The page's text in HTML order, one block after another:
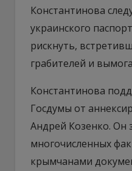
Константинова
украинского
рискнуть,
грабителей и
Константинова
Госдумы от
Андрей Козенко. Он
многочисленных
крымчанами